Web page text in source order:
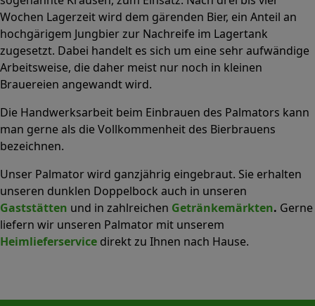
Wochen Lagerzeit wird dem gärenden Bier, ein Anteil an
hochgärigem Jungbier zur Nachreife im Lagertank
zugesetzt. Dabei handelt es sich um eine sehr aufwändige
Arbeitsweise, die daher meist nur noch in kleinen
Brauereien angewandt wird.
Die Handwerksarbeit beim Einbrauen des Palmators kann
man gerne als die Vollkommenheit des Bierbrauens
bezeichnen.
Unser Palmator wird ganzjährig eingebraut. Sie erhalten
unseren dunklen Doppelbock auch in unseren
Gaststätten und in zahlreichen Getränkemärkten. Gerne
liefern wir unseren Palmator mit unserem
Heimlieferservice direkt zu Ihnen nach Hause.